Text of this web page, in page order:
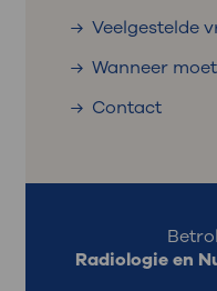
Veelgestelde
Wanneer
Contact
Radiologie en